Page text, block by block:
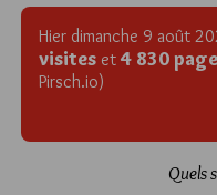
Hier dimanche 9 août
visites et 4 830
Pirsch.io)
Quels